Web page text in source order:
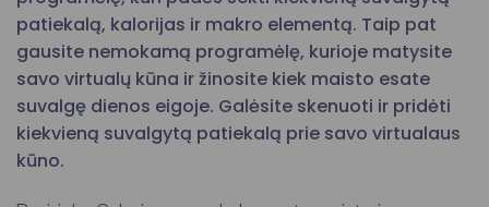
patiekalą, kalorijas ir makro elementą. Taip pat
gausite nemokamą programėlę, kurioje matysite
savo virtualų kūna ir žinosite kiek maisto esate
suvalgę dienos eigoje. Galėsite skenuoti ir pridėti
kiekvieną suvalgytą patiekalą prie savo virtualaus
kūno.